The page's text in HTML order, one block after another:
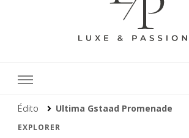
Édito Ultima Gstaad Promenade
EXPLORER